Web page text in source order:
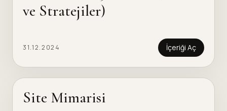
ve Stratejiler)
31.12.2024 İçeriği Aç
Site Mimarisi